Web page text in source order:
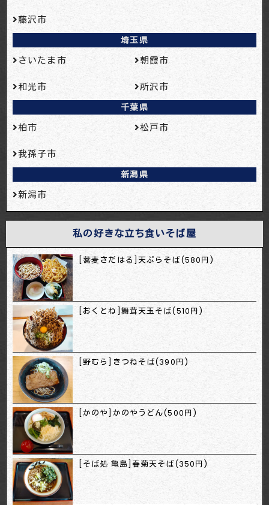
藤沢市
埼玉県
さいたま市 朝霞市
和光市 所沢市
千葉県
柏市 松戸市
我孫子市
新潟県
新潟市
私の好きな立ち食いそば屋
[蕎麦さだはる]天ぷらそば(580円)
[おくとね]舞茸天玉そば(510円)
[野むら]きつねそば(390円)
[かのや]かのやうどん(500円)
[そば処 亀島]春菊天そば(350円)